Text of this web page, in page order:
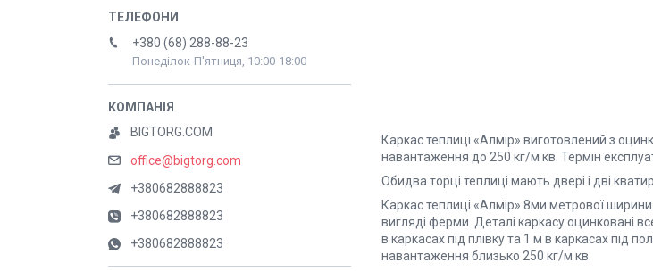
Каркас теплиці «Алмір» виготовлений з
навантаження до 250 кг/м кв. Термін
Обидва торці теплиці мають двері і дві
Каркас теплиці «Алмір» 8ми метрової
вигляді ферми. Деталі каркасу оцинковані
в каркасах під плівку та 1 м в каркасах під
навантаження близько 250 кг/м кв.
+380 (68) 288-88-23
Понеділок-П'ятниця, 10:00-18:00
BIGTORG.COM
office@bigtorg.com
+380682888823
+380682888823
+380682888823